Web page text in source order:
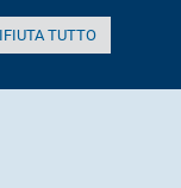
TUTTO